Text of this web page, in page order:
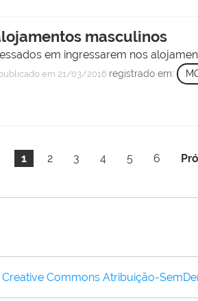
masculinos
em ingressarem nos
em 21/03/2016 registrado em:
1 2 3 4 5 6
Creative Commons Atribuição-